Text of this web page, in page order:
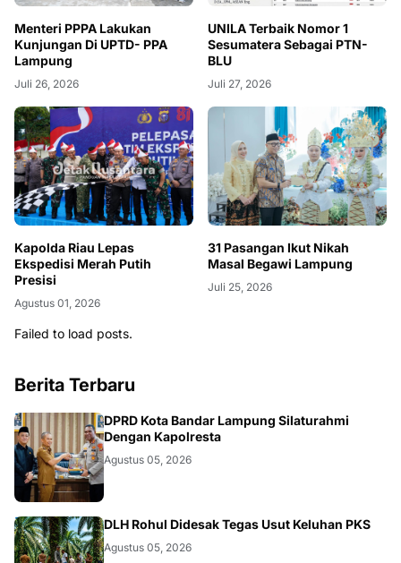
Menteri PPPA Lakukan
Kunjungan Di UPTD- PPA
Lampung
Juli 26, 2026
UNILA Terbaik Nomor 1
Sesumatera Sebagai PTN-
BLU
Juli 27, 2026
Kapolda Riau Lepas
Ekspedisi Merah Putih
Presisi
Agustus 01, 2026
31 Pasangan Ikut Nikah
Masal Begawi Lampung
Juli 25, 2026
Failed to load posts.
Berita Terbaru
DAERAH
DPRD Kota Bandar Lampung Silaturahmi
Dengan Kapolresta
Agustus 05, 2026
DAERAH DLH Rohul Didesak Tegas Usut Keluhan PKS
Agustus 05, 2026